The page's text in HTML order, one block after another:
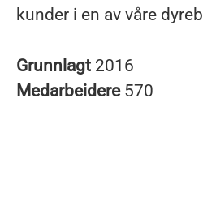
kunder i en av våre
Grunnlagt 2016
Medarbeidere 570